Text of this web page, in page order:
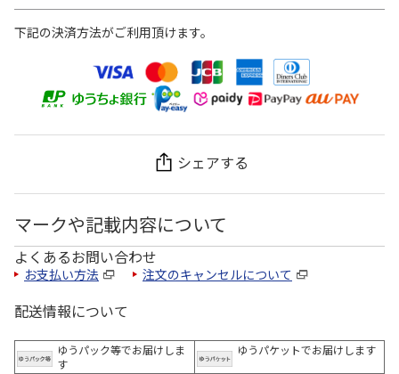
下記の決済方法がご利用頂けます。
シェアする
マークや記載内容について
よくあるお問い合わせ
お支払い方法 注文のキャンセルについて
配送情報について
ゆうパック等でお届けしま
す
ゆうパケットでお届けします